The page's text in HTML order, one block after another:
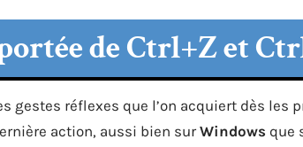
de Ctrl+Z et
gestes réflexes que l’on acquiert dès les
action, aussi bien surWindows que